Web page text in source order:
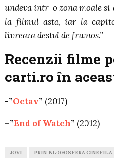
undeva intr-o zona moale si
la filmul asta, iar la
livreaza destul de frumos.”
Recenzii filme
carti.ro în
-”Octav” (2017)
–”End of Watch” (2012)
JOVI PRIN BLOGOSFERA CINEFILA